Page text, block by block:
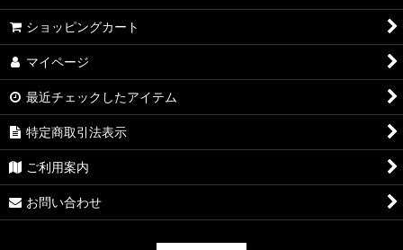
ショッピングカート
マイページ
最近チェックしたアイテム
特定商取引法表示
ご利用案内
お問い合わせ